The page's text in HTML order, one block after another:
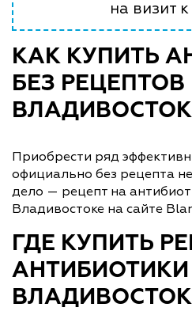
на визит
КАК КУПИТЬ
БЕЗ РЕЦЕПТОВ
Приобрести ряд
официально без рецепта
дело — рецепт на
Владивостоке на сайте
ГДЕ КУПИТЬ
АНТИБИОТИКИ